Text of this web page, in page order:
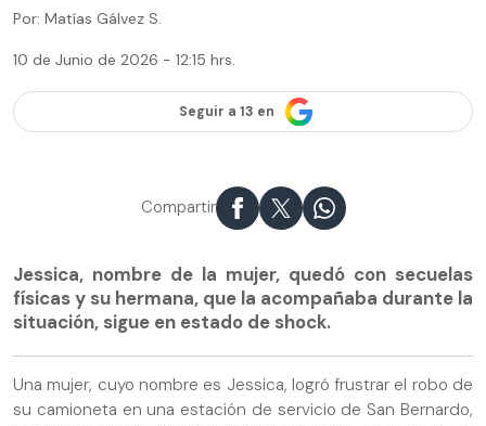
Por: Matías Gálvez S.
10 de Junio de 2026 - 12:15 hrs.
Seguir a 13 en
Compartir
Jessica, nombre de la mujer, quedó con secuelas
físicas y su hermana, que la acompañaba durante la
situación, sigue en estado de shock.
Una mujer, cuyo nombre es Jessica, logró frustrar el robo de
su camioneta en una estación de servicio de San Bernardo,